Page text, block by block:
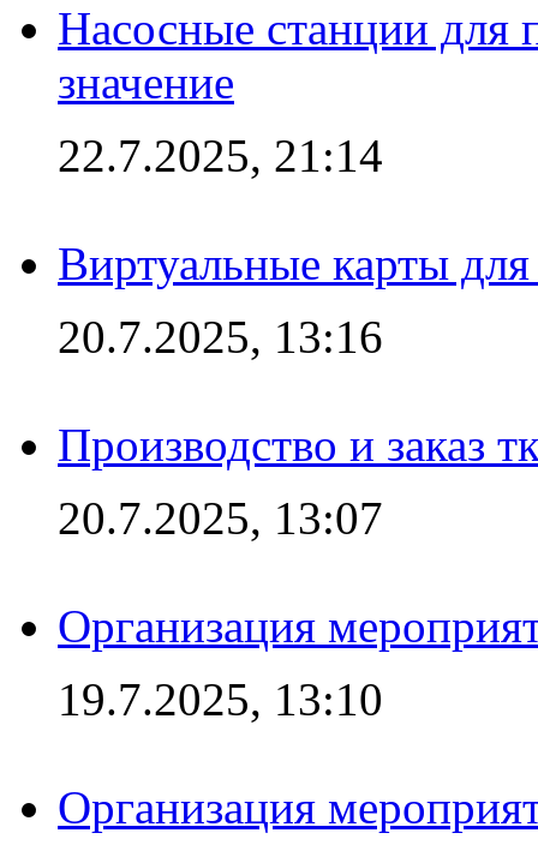
Насосные станции для
значение
22.7.2025, 21:14
Виртуальные карты
20.7.2025, 13:16
Производство и заказ
20.7.2025, 13:07
Организация
19.7.2025, 13:10
Организация